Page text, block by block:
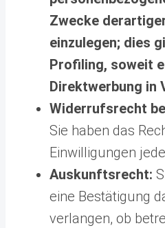
Zwecke
einzulegen; dies
Profiling, soweit
Direktwerbung in
Widerrufsrecht
Sie haben das
Einwilligungen
Auskunftsrecht:
eine Bestätigung
verlangen, ob